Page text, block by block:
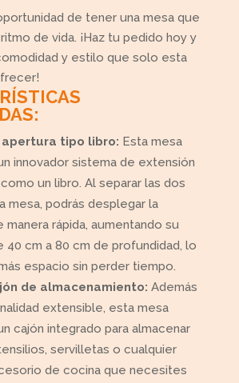
de tener una mesa que
de vida. ¡Haz tu pedido hoy y
y estilo que solo esta
tipo libro: Esta mesa
innovador sistema de extensión
un libro. Al separar las dos
mesa, podrás desplegar la
manera rápida, aumentando su
40 cm a 80 cm de profundidad, lo
espacio sin perder tiempo.
de almacenamiento: Además
extensible, esta mesa
cajón integrado para almacenar
servilletas o cualquier
de cocina que necesites